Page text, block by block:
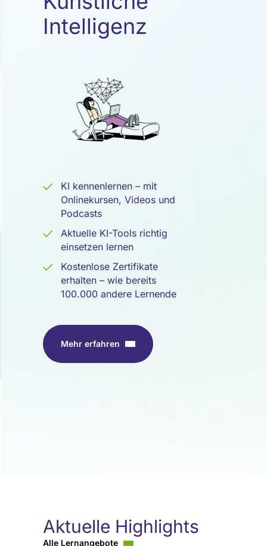
Intelligenz
Intelligenz
KI kennenlernen – mit
Onlinekursen, Videos und
Podcasts
Aktuelle KI-Tools richtig
einsetzen lernen
Kostenlose Zertifikate
erhalten – wie bereits
100.000 andere Lernende
Mehr erfahren
Aktuelle Highlights
Alle Lernangebote